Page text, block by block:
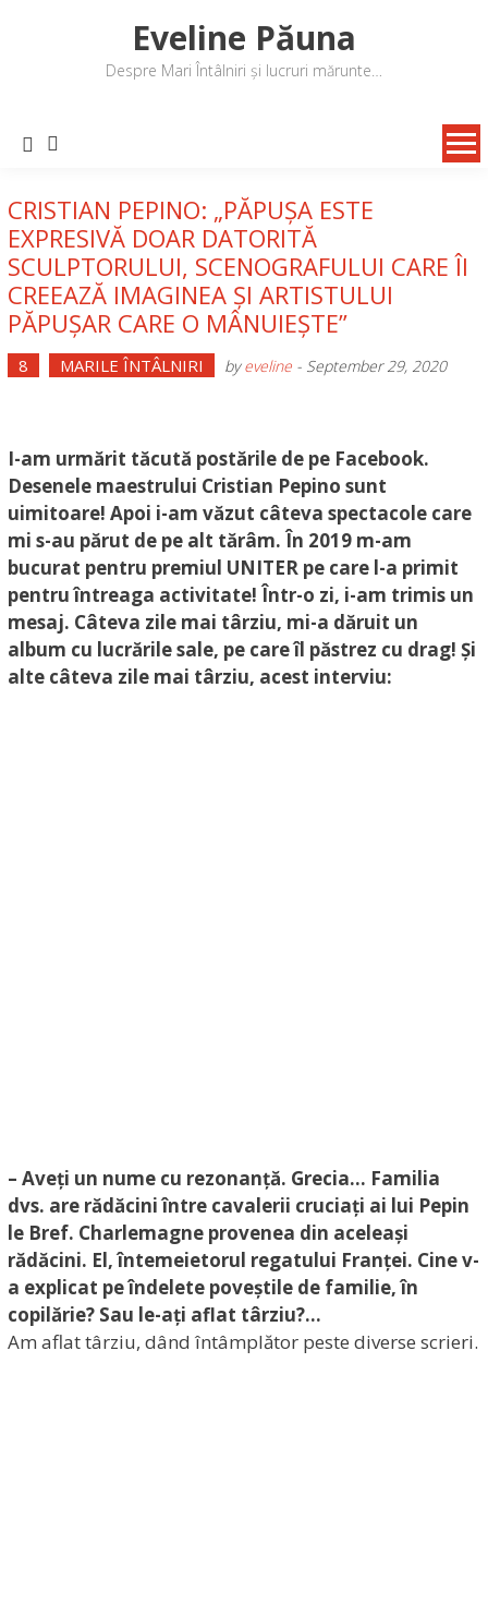
Eveline Păuna
Despre Mari Întâlniri și lucruri mărunte…
CRISTIAN PEPINO: „PĂPUȘA ESTE
EXPRESIVĂ DOAR DATORITĂ
SCULPTORULUI, SCENOGRAFULUI CARE ÎI
CREEAZĂ IMAGINEA ȘI ARTISTULUI
PĂPUȘAR CARE O MÂNUIEȘTE”
8 MARILE ÎNTÂLNIRI byeveline- September 29, 2020
I-am urmărit tăcută postările de pe Facebook.
Desenele maestrului Cristian Pepino sunt
uimitoare! Apoi i-am văzut câteva spectacole care
mi s-au părut de pe alt tărâm. În 2019 m-am
bucurat pentru premiul UNITER pe care l-a primit
pentru întreaga activitate! Într-o zi, i-am trimis un
mesaj. Câteva zile mai târziu, mi-a dăruit un
album cu lucrările sale, pe care îl păstrez cu drag! Și
alte câteva zile mai târziu, acest interviu:
– Aveți un nume cu rezonanță. Grecia… Familia
dvs. are rădăcini între cavalerii cruciați ai lui Pepin
le Bref. Charlemagne provenea din aceleași
rădăcini. El, întemeietorul regatului Franței. Cine v-
a explicat pe îndelete poveștile de familie, în
copilărie? Sau le-ați aflat târziu?…
Am aflat târziu, dând întâmplător peste diverse scrieri.